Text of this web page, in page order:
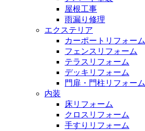
屋根工事
雨漏り修理
エクステリア
カーポートリフォーム
フェンスリフォーム
テラスリフォーム
デッキリフォーム
門扉・門柱リフォーム
内装
床リフォーム
クロスリフォーム
手すりリフォーム